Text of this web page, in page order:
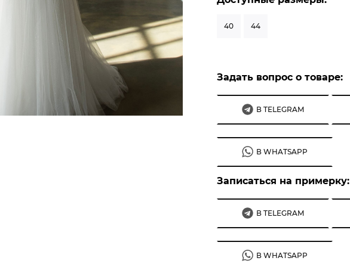
40 44
Задать вопрос о товаре:
В TELEGRAM
В WHATSAPP
Записаться на примерку:
В TELEGRAM
В WHATSAPP